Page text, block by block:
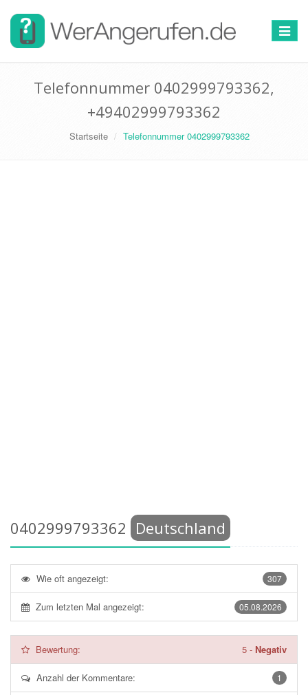
Toggle
Telefonnummer 0402999793362,
+49402999793362
Startseite Telefonnummer 0402999793362
0402999793362 Deutschland
307
Wie oft angezeigt:
05.08.2026
Zum letzten Mal angezeigt:
Bewertung: 5 - Negativ
1
Anzahl der Kommentare: